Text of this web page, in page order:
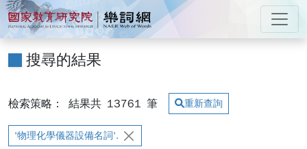
跳到主要內容
:::
國家教育研究院 樂詞網
搜尋的結果
檢索策略： 結果共 13761 筆 重新查詢
'物理化學儀器設備名詞'.